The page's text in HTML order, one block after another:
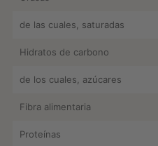
de las cuales, saturadas
Hidratos de carbono
de los cuales, azúcares
Fibra alimentaria
Proteínas